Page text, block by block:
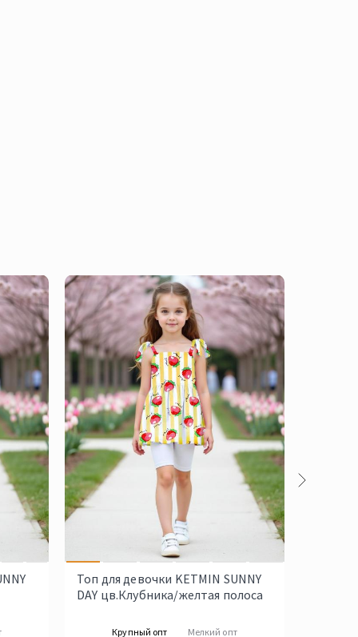
Топ для девочки KETMIN SUNNY
DAY цв.Клубника/желтая полоса
Крупный опт Мелкий опт